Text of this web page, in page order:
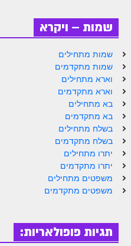
ספר הזוהר אמור מתקדמים
הזוהר הקדוש פרשת בהר למתחילים
זוהר בחוקותי למתחילים
זוהר הקדוש בחוקותי למתקדמים
ספר הזוהר – במדבר
זוהר במדבר מתחילים
זוהר במדבר מתקדמים
זוהר נשא למתחילים
זוהר בהעלותך למתחילים
שמות – ויקרא
שמות מתחילים
שמות מתקדמים
וארא מתחילים
וארא מתקדמים
בא מתחילים
בא מתקדמים
בשלח מתחילים
בשלח מתקדמים
יתרו מתחילים
יתרו מתקדמים
משפטים מתחילים
משפטים מתקדמים
תגיות פופולאריות: